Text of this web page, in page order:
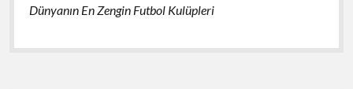
Dünyanın En Zengin Futbol Kulüpleri